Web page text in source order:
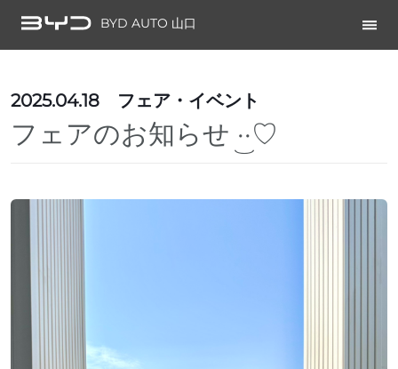
BYD AUTO 山口
2025.04.18 フェア・イベント
フェアのお知らせ‪ ·͜·♡‬